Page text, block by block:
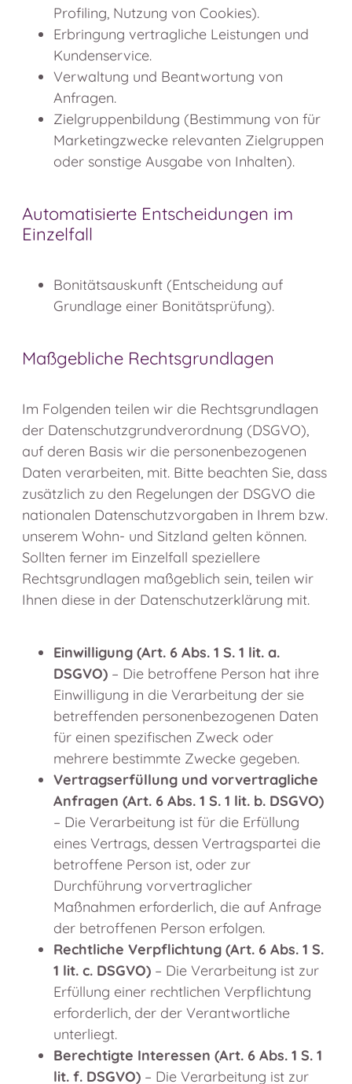
Profiling, Nutzung von Cookies).
Erbringung vertragliche Leistungen und
Kundenservice.
Verwaltung und Beantwortung von
Anfragen.
Zielgruppenbildung (Bestimmung von für
Marketingzwecke relevanten Zielgruppen
oder sonstige Ausgabe von Inhalten).
Automatisierte Entscheidungen im
Einzelfall
Bonitätsauskunft (Entscheidung auf
Grundlage einer Bonitätsprüfung).
Maßgebliche Rechtsgrundlagen
Im Folgenden teilen wir die Rechtsgrundlagen
der Datenschutzgrundverordnung (DSGVO),
auf deren Basis wir die personenbezogenen
Daten verarbeiten, mit. Bitte beachten Sie, dass
zusätzlich zu den Regelungen der DSGVO die
nationalen Datenschutzvorgaben in Ihrem bzw.
unserem Wohn- und Sitzland gelten können.
Sollten ferner im Einzelfall speziellere
Rechtsgrundlagen maßgeblich sein, teilen wir
Ihnen diese in der Datenschutzerklärung mit.
Einwilligung (Art. 6 Abs. 1 S. 1 lit. a.
DSGVO) – Die betroffene Person hat ihre
Einwilligung in die Verarbeitung der sie
betreffenden personenbezogenen Daten
für einen spezifischen Zweck oder
mehrere bestimmte Zwecke gegeben.
Vertragserfüllung und vorvertragliche
Anfragen (Art. 6 Abs. 1 S. 1 lit. b. DSGVO)
– Die Verarbeitung ist für die Erfüllung
eines Vertrags, dessen Vertragspartei die
betroffene Person ist, oder zur
Durchführung vorvertraglicher
Maßnahmen erforderlich, die auf Anfrage
der betroffenen Person erfolgen.
Rechtliche Verpflichtung (Art. 6 Abs. 1 S.
1 lit. c. DSGVO) – Die Verarbeitung ist zur
Erfüllung einer rechtlichen Verpflichtung
erforderlich, der der Verantwortliche
unterliegt.
Berechtigte Interessen (Art. 6 Abs. 1 S. 1
lit. f. DSGVO) – Die Verarbeitung ist zur